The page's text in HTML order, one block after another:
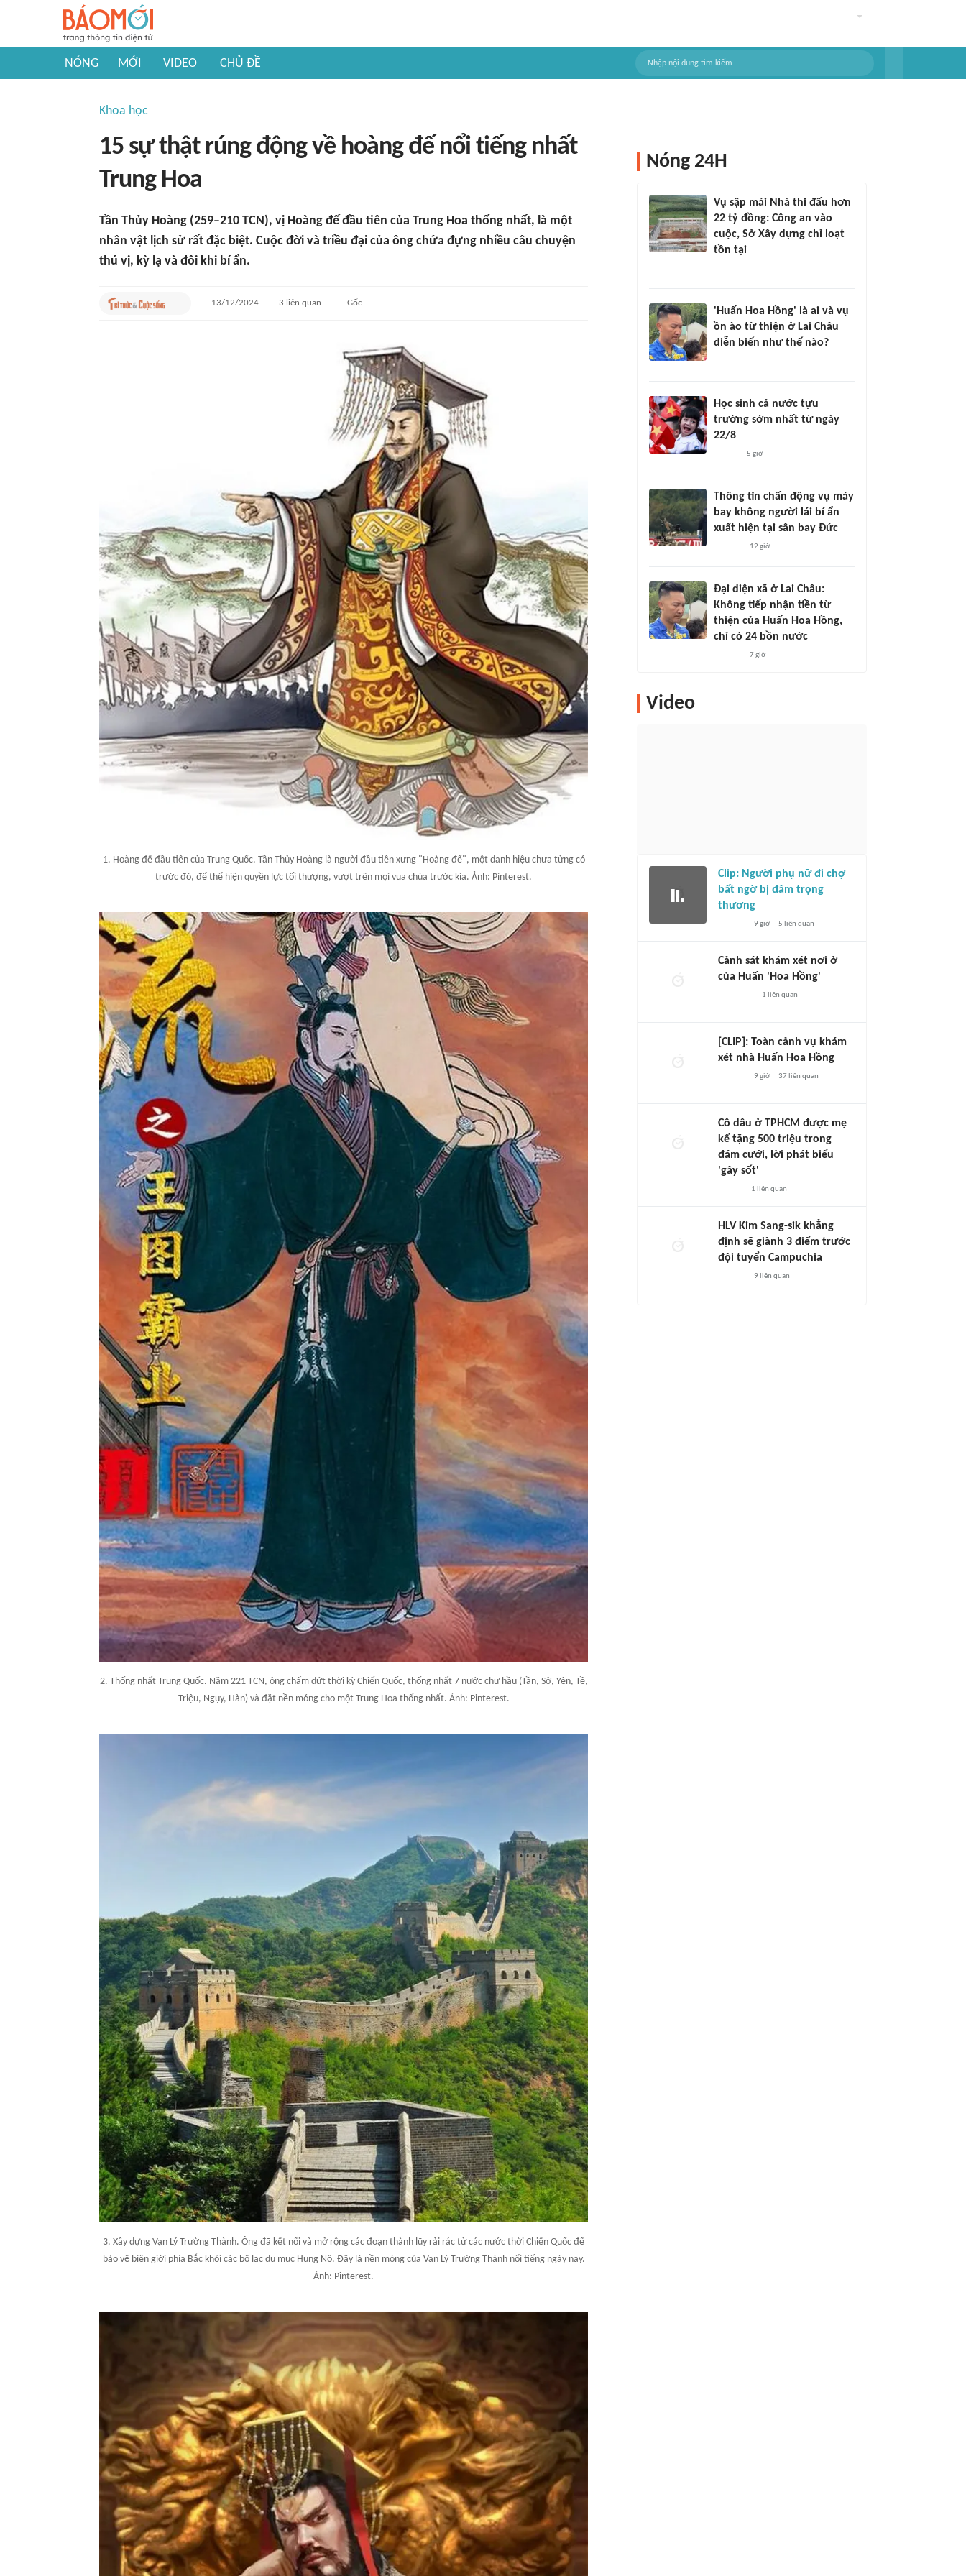
NÓNG MỚI VIDEO CHỦ ĐỀ
Khoa học
15 sự thật rúng động về hoàng đế nổi tiếng nhất
Trung Hoa
Tần Thủy Hoàng (259–210 TCN), vị Hoàng đế đầu tiên của Trung Hoa thống nhất, là một
nhân vật lịch sử rất đặc biệt. Cuộc đời và triều đại của ông chứa đựng nhiều câu chuyện
thú vị, kỳ lạ và đôi khi bí ẩn.
13/12/2024 3 liên quan Gốc
1. Hoàng đế đầu tiên của Trung Quốc. Tần Thủy Hoàng là người đầu tiên xưng "Hoàng đế", một danh hiệu chưa từng có
trước đó, để thể hiện quyền lực tối thượng, vượt trên mọi vua chúa trước kia. Ảnh: Pinterest.
2. Thống nhất Trung Quốc. Năm 221 TCN, ông chấm dứt thời kỳ Chiến Quốc, thống nhất 7 nước chư hầu (Tần, Sở, Yên, Tề,
Triệu, Ngụy, Hàn) và đặt nền móng cho một Trung Hoa thống nhất. Ảnh: Pinterest.
3. Xây dựng Vạn Lý Trường Thành. Ông đã kết nối và mở rộng các đoạn thành lũy rải rác từ các nước thời Chiến Quốc để
bảo vệ biên giới phía Bắc khỏi các bộ lạc du mục Hung Nô. Đây là nền móng của Vạn Lý Trường Thành nổi tiếng ngày nay.
Ảnh: Pinterest.
Nóng 24H
Vụ sập mái Nhà thi đấu hơn
22 tỷ đồng: Công an vào
cuộc, Sở Xây dựng chỉ loạt
tồn tại
'Huấn Hoa Hồng' là ai và vụ
ồn ào từ thiện ở Lai Châu
diễn biến như thế nào?
Học sinh cả nước tựu
trường sớm nhất từ ngày
22/8
5 giờ
Thông tin chấn động vụ máy
bay không người lái bí ẩn
xuất hiện tại sân bay Đức
12 giờ
Đại diện xã ở Lai Châu:
Không tiếp nhận tiền từ
thiện của Huấn Hoa Hồng,
chỉ có 24 bồn nước
7 giờ
Video
Clip: Người phụ nữ đi chợ
bất ngờ bị đâm trọng
thương
9 giờ 5 liên quan
Cảnh sát khám xét nơi ở
của Huấn 'Hoa Hồng'
1 liên quan
[CLIP]: Toàn cảnh vụ khám
xét nhà Huấn Hoa Hồng
9 giờ 37liên quan
Cô dâu ở TPHCM được mẹ
kế tặng 500 triệu trong
đám cưới, lời phát biểu
'gây sốt'
1 liên quan
HLV Kim Sang-sik khẳng
định sẽ giành 3 điểm trước
đội tuyển Campuchia
9 liên quan